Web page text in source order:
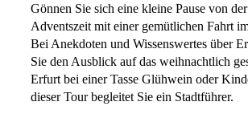
Gönnen Sie sich eine kleine Pause von
Adventszeit mit einer gemütlichen Fahrt
Bei Anekdoten und Wissenswertes über
Sie den Ausblick auf das weihnachtlich
Erfurt bei einer Tasse Glühwein oder
dieser Tour begleitet Sie ein Stadtführer.